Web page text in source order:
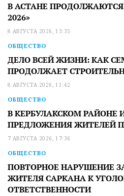
В АСТАНЕ
2026»
8 АВГУСТА 2026, 13:35
ОБЩЕСТВО
ДЕЛО ВСЕЙ ЖИЗНИ: КАК
ПРОДОЛЖАЕТ
8 АВГУСТА 2026, 11:42
ОБЩЕСТВО
В КЕРБУЛАКСКОМ РАЙОНЕ
ПРЕДЛОЖЕНИЯ ЖИТЕЛЕЙ
7 АВГУСТА 2026, 17:36
ОБЩЕСТВО
ПОВТОРНОЕ НАРУШЕНИЕ
ЖИТЕЛЯ САРКАНА К
ОТВЕТСТВЕННОСТИ